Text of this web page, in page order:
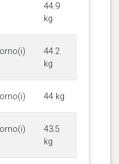
44.9
kg
44.2
kg
44 kg
43.5
kg